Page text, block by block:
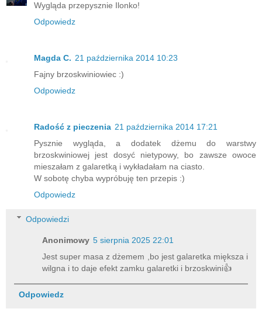
Wygląda przepysznie Ilonko!
Odpowiedz
Magda C. 21 października 2014 10:23
Fajny brzoskwiniowiec :)
Odpowiedz
Radość z pieczenia 21 października 2014 17:21
Pysznie wygląda, a dodatek dżemu do warstwy
brzoskwiniowej jest dosyć nietypowy, bo zawsze owoce
mieszałam z galaretką i wykładałam na ciasto.
W sobotę chyba wypróbuję ten przepis :)
Odpowiedz
Odpowiedzi
Anonimowy 5 sierpnia 2025 22:01
Jest super masa z dżemem ,bo jest galaretka miększa i
wilgna i to daje efekt zamku galaretki i brzoskwini👍
Odpowiedz